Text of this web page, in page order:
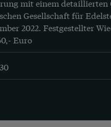
mit einem detaillierten
Gesellschaft für
2022. Festgestellter
Euro